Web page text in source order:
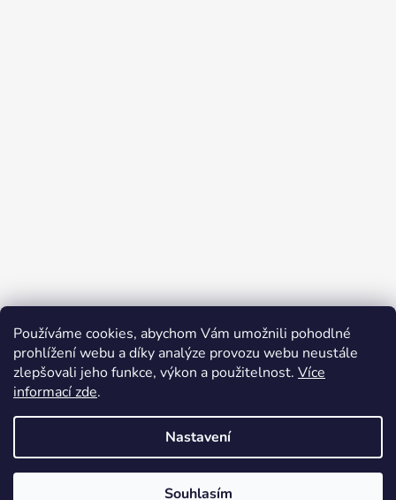
Používáme cookies, abychom Vám umožnili pohodlné
prohlížení webu a díky analýze provozu webu neustále
zlepšovali jeho funkce, výkon a použitelnost. Více
informací zde.
Nastavení
Souhlasím
Přijímáme online platby
Vytvořil Shoptet